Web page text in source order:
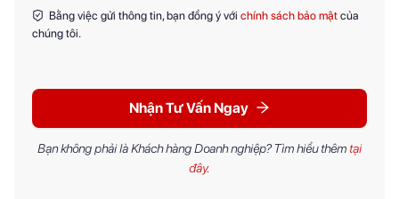
Bằng việc gửi thông tin, bạn đồng ý với chính sách bảo mật của
chúng tôi.
Nhận Tư Vấn Ngay
Bạn không phải là Khách hàng Doanh nghiệp? Tìm hiểu thêm tại
đây.